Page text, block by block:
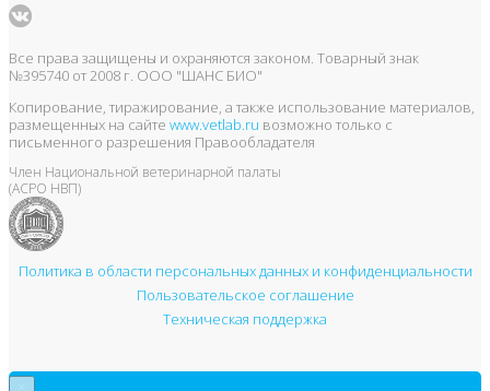
Все права защищены и охраняются законом. Товарный знак
№395740 от 2008 г. ООО "ШАНС БИО"
Копирование, тиражирование, а также использование материалов,
размещенных на сайте www.vetlab.ru возможно только с
письменного разрешения Правообладателя
Член Национальной ветеринарной палаты
(АСРО НВП)
Политика в области персональных данных и конфиденциальности
Пользовательское соглашение
Техническая поддержка